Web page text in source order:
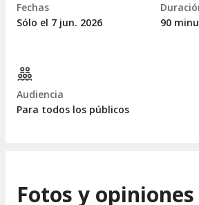
Fechas
Sólo el 7 jun. 2026
90
Audiencia
Para todos los públicos
Fotos y opiniones